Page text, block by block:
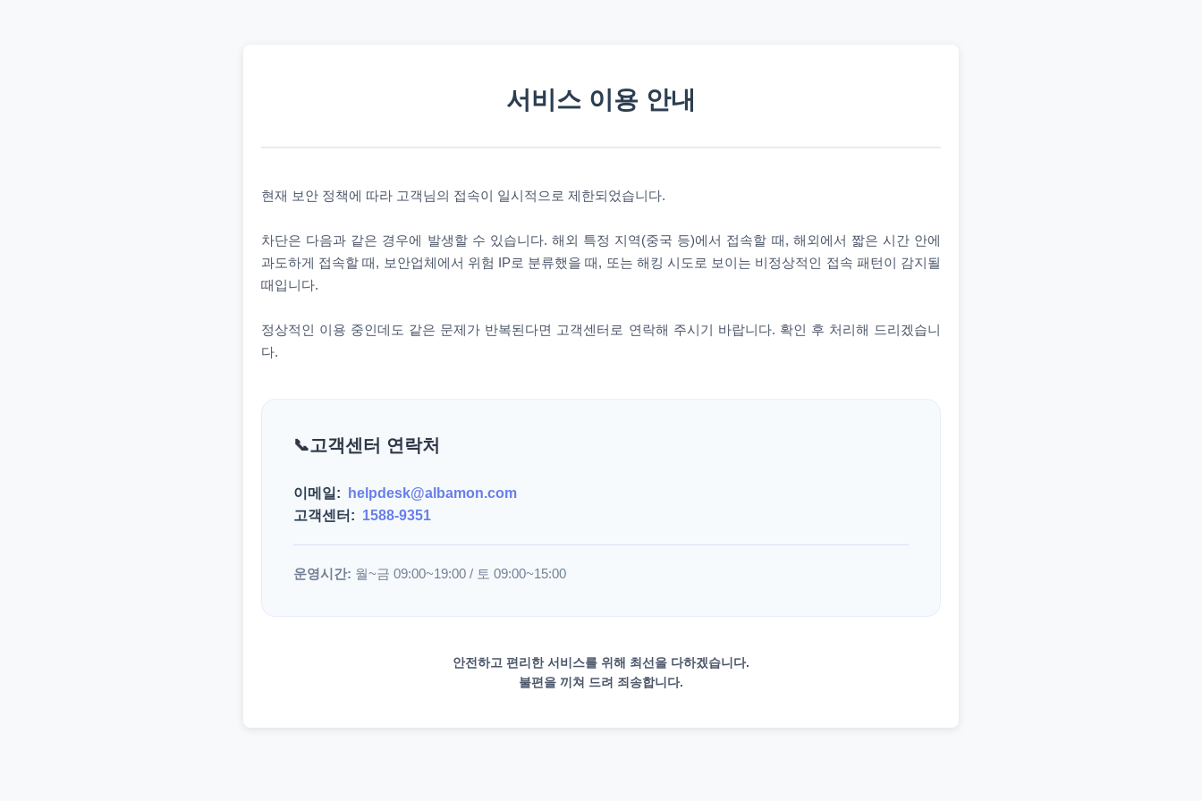
서비스 이용 안내
현재 보안 정책에 따라 고객님의 접속이 일시적으로 제한되었습니다.
차단은 다음과 같은 경우에 발생할 수 있습니다. 해외 특정 지역(중국 등)에서 접속할 때, 해외에서 짧은 시간 안에
과도하게 접속할 때, 보안업체에서 위험 IP로 분류했을 때, 또는 해킹 시도로 보이는 비정상적인 접속 패턴이 감지될
때입니다.
정상적인 이용 중인데도 같은 문제가 반복된다면 고객센터로 연락해 주시기 바랍니다. 확인 후 처리해 드리겠습니
다.
고객센터 연락처
이메일:
helpdesk@albamon.com
고객센터: 1588-9351
운영시간: 월~금 09:00~19:00 / 토 09:00~15:00
안전하고 편리한 서비스를 위해 최선을 다하겠습니다.
불편을 끼쳐 드려 죄송합니다.